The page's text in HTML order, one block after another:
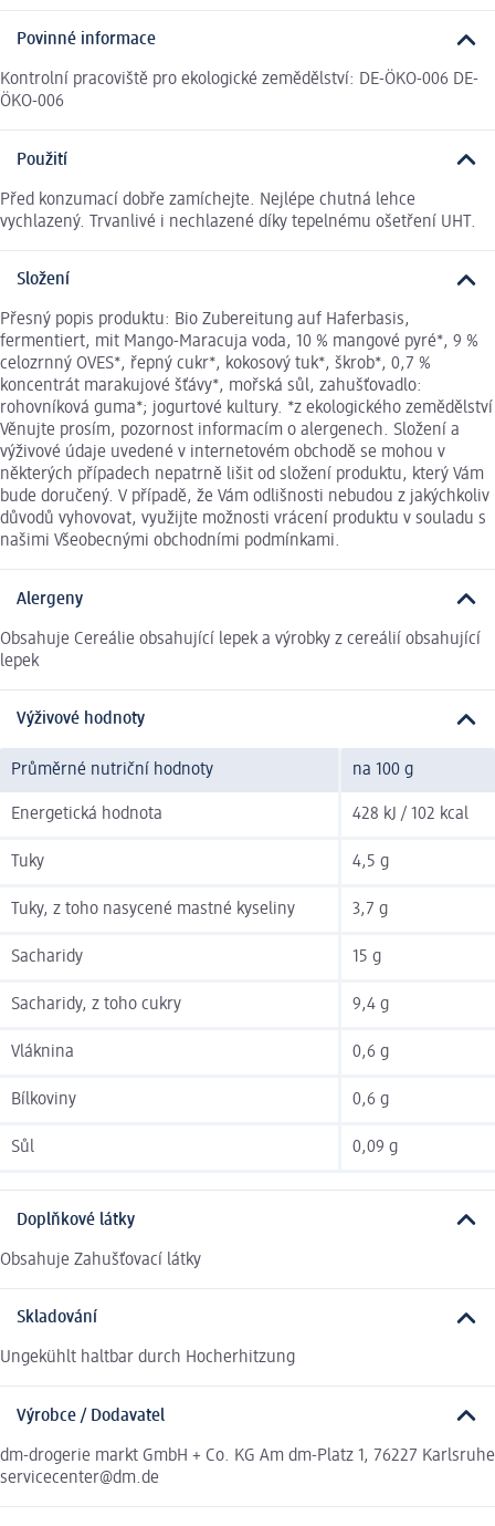
Povinné informace
Kontrolní pracoviště pro ekologické zemědělství: DE-ÖKO-006 DE-
ÖKO-006
Použití
Před konzumací dobře zamíchejte. Nejlépe chutná lehce
vychlazený. Trvanlivé i nechlazené díky tepelnému ošetření UHT.
Složení
Přesný popis produktu: Bio Zubereitung auf Haferbasis,
fermentiert, mit Mango-Maracuja voda, 10 % mangové pyré*, 9 %
celozrnný OVES*, řepný cukr*, kokosový tuk*, škrob*, 0,7 %
koncentrát marakujové šťávy*, mořská sůl, zahušťovadlo:
rohovníková guma*; jogurtové kultury. *z ekologického zemědělství
Věnujte prosím, pozornost informacím o alergenech. Složení a
výživové údaje uvedené v internetovém obchodě se mohou v
některých případech nepatrně lišit od složení produktu, který Vám
bude doručený. V případě, že Vám odlišnosti nebudou z jakýchkoliv
důvodů vyhovovat, využijte možnosti vrácení produktu v souladu s
našimi Všeobecnými obchodními podmínkami.
Alergeny
Obsahuje Cereálie obsahující lepek a výrobky z cereálií obsahující
lepek
Výživové hodnoty
Průměrné nutriční hodnoty na 100 g
Energetická hodnota 428 kJ / 102 kcal
Tuky 4,5 g
Tuky, z toho nasycené mastné kyseliny 3,7 g
Sacharidy 15 g
Sacharidy, z toho cukry 9,4 g
Vláknina 0,6 g
Bílkoviny 0,6 g
Sůl 0,09 g
Doplňkové látky
Obsahuje Zahušťovací látky
Skladování
Ungekühlt haltbar durch Hocherhitzung
Výrobce / Dodavatel
dm-drogerie markt GmbH + Co. KG Am dm-Platz 1, 76227 Karlsruhe
servicecenter@dm.de